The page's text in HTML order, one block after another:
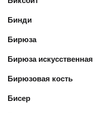
Бинди
Бирюза
Бирюза искусственная
Бирюзовая кость
Бисер